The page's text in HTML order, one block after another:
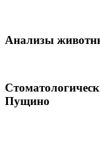
Анализы
Пущино